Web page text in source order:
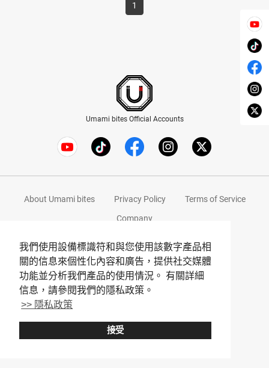
我們使用設備標識符和與您使用該數字產品相
關的信息來個性化內容和廣告，提供社交媒體
功能並分析我們產品的使用情況。 有關詳細
信息，請參閱我們的隱私政策。
>> 隱私政策
接受
1
Umami bites Official Accounts
About Umami bites Privacy Policy
Terms of Service
Company
© Umami bites All Rights Reserved.